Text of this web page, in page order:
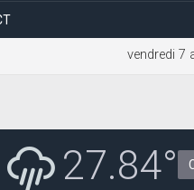
vendredi 7
27.84°